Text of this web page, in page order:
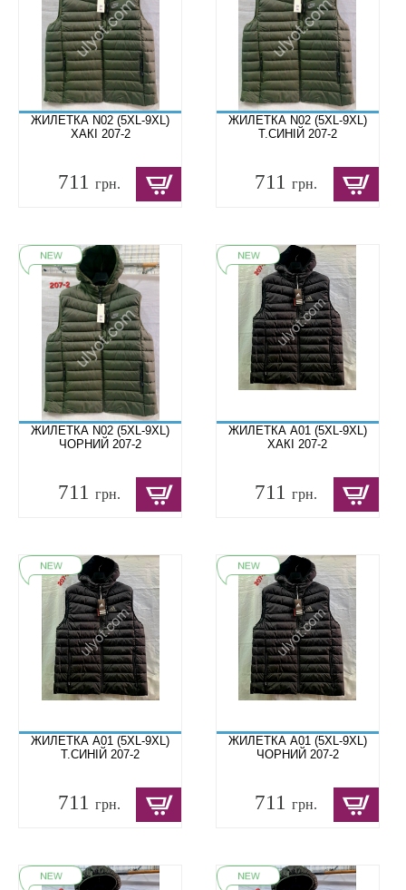
ЖИЛЕТКА N02 (5XL-9XL)
ХАКІ 207-2
711 грн.
ЖИЛЕТКА N02 (5XL-9XL)
Т.СИНІЙ 207-2
711грн.
ЖИЛЕТКА N02 (5XL-9XL)
ЧОРНИЙ 207-2
711 грн.
ЖИЛЕТКА A01 (5XL-9XL)
ХАКІ 207-2
711грн.
ЖИЛЕТКА A01 (5XL-9XL)
Т.СИНІЙ 207-2
711 грн.
ЖИЛЕТКА A01 (5XL-9XL)
ЧОРНИЙ 207-2
711грн.